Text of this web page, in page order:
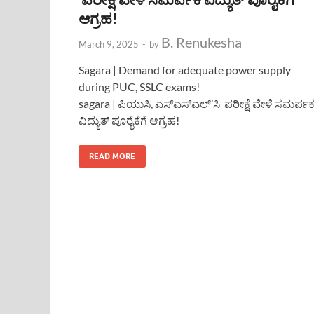
ಆಗ್ರಹ!
March 9, 2025 - by B. Renukesha
Sagara | Demand for adequate power supply
during PUC, SSLC exams!
sagara | ಪಿಯುಸಿ, ಎಸ್ಎಸ್ಎಲ್’ಸಿ ಪರೀಕ್ಷೆ ವೇಳೆ ಸಮರ್ಪಕ
ವಿದ್ಯುತ್ ಪೂರೈಕೆಗೆ ಆಗ್ರಹ!
READ MORE